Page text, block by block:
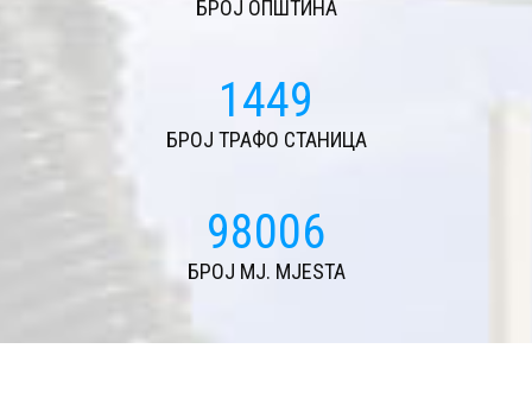
БРОЈ ОПШТИНА
1578
БРОЈ ТРАФО СТАНИЦА
106737
БРОЈ MJ. MJESTA